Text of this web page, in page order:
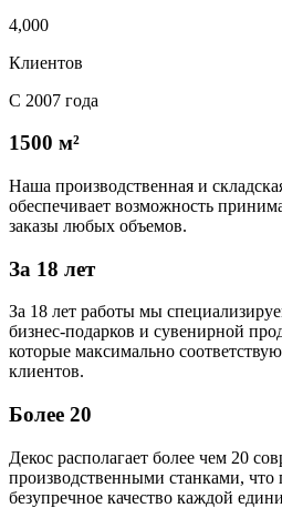
4,000
Клиентов
С 2007 года
1500 м²
Наша производственная и
обеспечивает возможность
заказы любых объемов.
За 18 лет
За 18 лет работы мы
бизнес-подарков и сувенирной
которые максимально
клиентов.
Более 20
Декос располагает более чем 20
производственными станками, что
безупречное качество каждой